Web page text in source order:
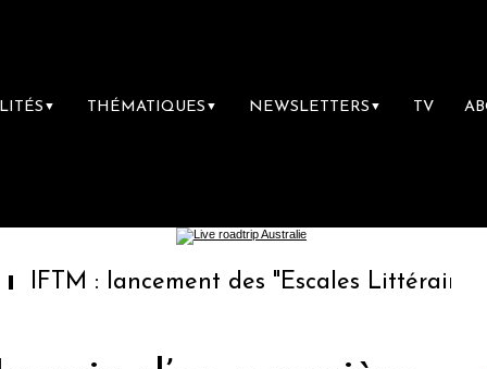
▼ THÉMATIQUES ▼ NEWSLETTERS ▼ TV
lancement des "Escales Littéraires", la